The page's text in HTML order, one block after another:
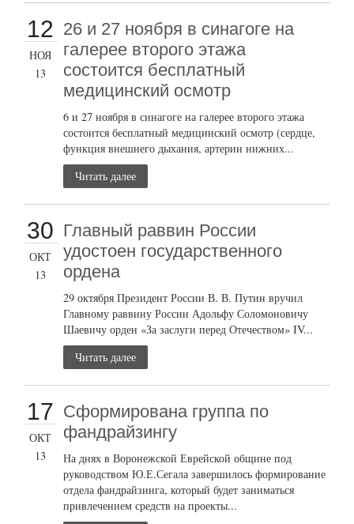
12
НОЯ
13
26 и 27 ноября в синагоге на
галерее второго этажа
состоится бесплатный
медицинский осмотр
6 и 27 ноября в синагоге на галерее второго этажа
состоится бесплатный медицинский осмотр (сердце,
функция внешнего дыхания, артерии нижних...
Читать далее
30
ОКТ
13
Главный раввин России
удостоен государственного
ордена
29 октября Президент России В. В. Путин вручил
Главному раввину России Адольфу Соломоновичу
Шаевичу орден «За заслуги перед Отечеством» IV...
Читать далее
17
ОКТ
13
Сформирована группа по
фандрайзингу
На днях в Воронежской Еврейской общине под
руководством Ю.Е.Сегала завершилось формирование
отдела фандрайзинга, который будет заниматься
привлечением средств на проекты...